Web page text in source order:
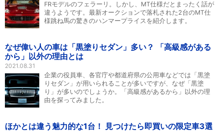
FRモデルのフェラーリ。しかし、MT仕様だとまったく話が
違うようです。最新オークションで落札された2台のMT仕
様跳ね馬の驚きのハンマープライスを紹介します。
なぜ偉い人の車は「黒塗りセダン」多い？ 「高級感がある
から」以外の理由とは
2021.08.31
企業の役員車、各官庁や都道府県の公用車などでは「黒塗
りセダン」が用いられることが多いですが、なぜ「黒塗
り」が多いのでしょうか。「高級感があるから」以外の理
由を探ってみました。
ほかとは違う魅力的な1台！ 見つけたら即買いの限定車3選